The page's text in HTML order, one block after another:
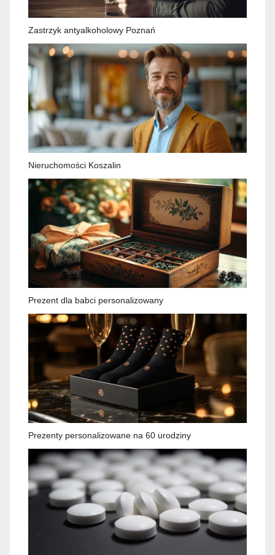
Zastrzyk antyalkoholowy Poznań
Nieruchomości Koszalin
Prezent dla babci personalizowany
Prezenty personalizowane na 60 urodziny